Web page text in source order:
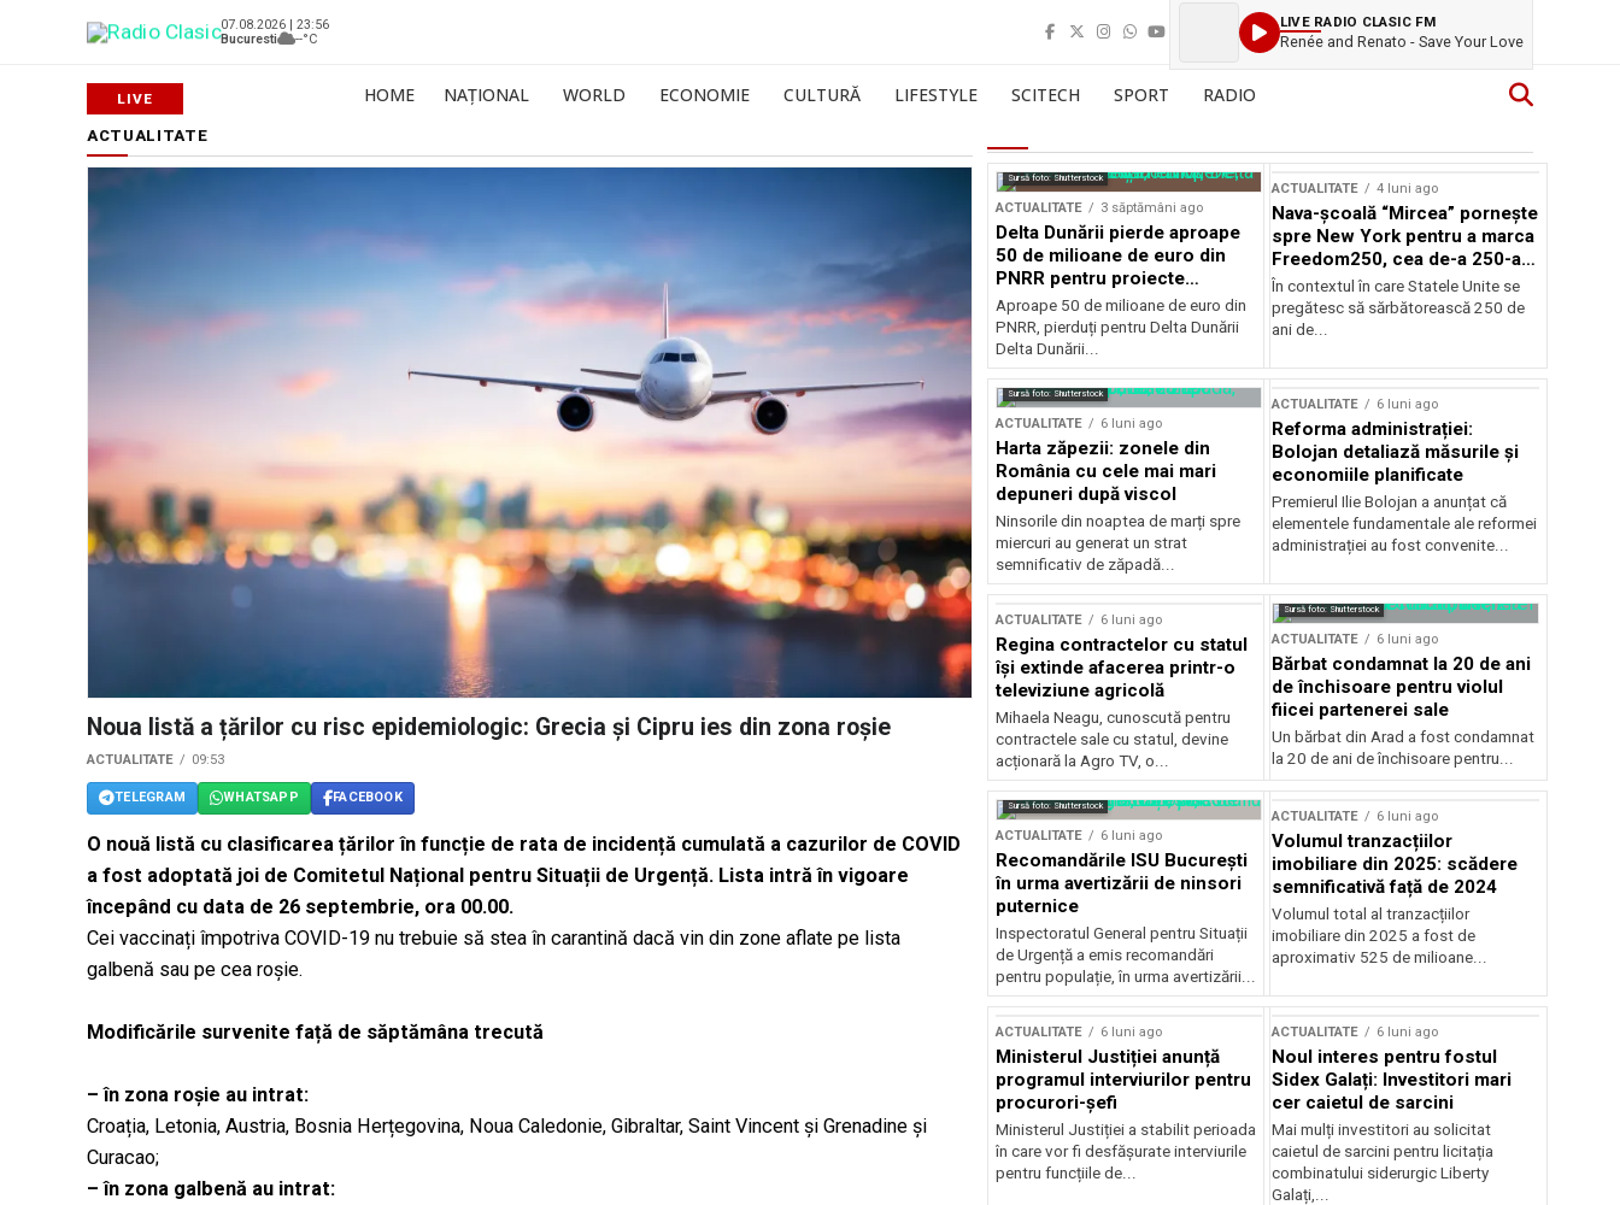
07.08.2026 | 23:56
Bucuresti
--°C
LIVE RADIO CLASIC FM
Renée and Renato - Save Your Love
HOME NAȚIONAL WORLD ECONOMIE CULTURĂ LIFESTYLE SCITECH SPORT RADIO
ACTUALITATE
Noua listă a țărilor cu risc epidemiologic: Grecia și Cipru ies din zona roșie
ACTUALITATE 09:53
TELEGRAM WHATSAPP FACEBOOK
O nouă listă cu clasificarea țărilor în funcție de rata de incidență cumulată a cazurilor de COVID
a fost adoptată joi de Comitetul Național pentru Situații de Urgență. Lista intră în vigoare
începând cu data de 26 septembrie, ora 00.00.
Cei vaccinați împotriva COVID-19 nu trebuie să stea în carantină dacă vin din zone aflate pe lista
galbenă sau pe cea roșie.
Modificările survenite față de săptămâna trecută
– în zona roșie au intrat:
Croația, Letonia, Austria, Bosnia Herțegovina, Noua Caledonie, Gibraltar, Saint Vincent și Grenadine și
Curacao;
– în zona galbenă au intrat:
Sursă foto: Shutterstock
ACTUALITATE 3 săptămâni ago
Delta Dunării pierde aproape
50 de milioane de euro din
PNRR pentru proiecte
esențiale
Aproape 50 de milioane de euro din
PNRR, pierduți pentru Delta Dunării
Delta Dunării...
ACTUALITATE 4 luni ago
Nava-școală “Mircea” pornește
spre New York pentru a marca
Freedom250, cea de-a 250-a
aniversare a Statelor Unite
În contextul în care Statele Unite se
pregătesc să sărbătorească 250 de
ani de...
Sursă foto: Shutterstock
ACTUALITATE 6 luni ago
Harta zăpezii: zonele din
România cu cele mai mari
depuneri după viscol
Ninsorile din noaptea de marți spre
miercuri au generat un strat
semnificativ de zăpadă...
ACTUALITATE 6 luni ago
Reforma administrației:
Bolojan detaliază măsurile și
economiile planificate
Premierul Ilie Bolojan a anunțat că
elementele fundamentale ale reformei
administrației au fost convenite...
ACTUALITATE 6 luni ago
Regina contractelor cu statul
își extinde afacerea printr-o
televiziune agricolă
Mihaela Neagu, cunoscută pentru
contractele sale cu statul, devine
acționară la Agro TV, o...
Sursă foto: Shutterstock
ACTUALITATE 6 luni ago
Bărbat condamnat la 20 de ani
de închisoare pentru violul
fiicei partenerei sale
Un bărbat din Arad a fost condamnat
la 20 de ani de închisoare pentru...
Sursă foto: Shutterstock
ACTUALITATE 6 luni ago
Recomandările ISU București
în urma avertizării de ninsori
puternice
Inspectoratul General pentru Situații
de Urgență a emis recomandări
pentru populație, în urma avertizării...
ACTUALITATE 6 luni ago
Volumul tranzacțiilor
imobiliare din 2025: scădere
semnificativă față de 2024
Volumul total al tranzacțiilor
imobiliare din 2025 a fost de
aproximativ 525 de milioane...
ACTUALITATE 6 luni ago
Ministerul Justiției anunță
programul interviurilor pentru
procurori-șefi
Ministerul Justiției a stabilit perioada
în care vor fi desfășurate interviurile
pentru funcțiile de...
ACTUALITATE 6 luni ago
Noul interes pentru fostul
Sidex Galați: Investitori mari
cer caietul de sarcini
Mai mulți investitori au solicitat
caietul de sarcini pentru licitația
combinatului siderurgic Liberty
Galați,...